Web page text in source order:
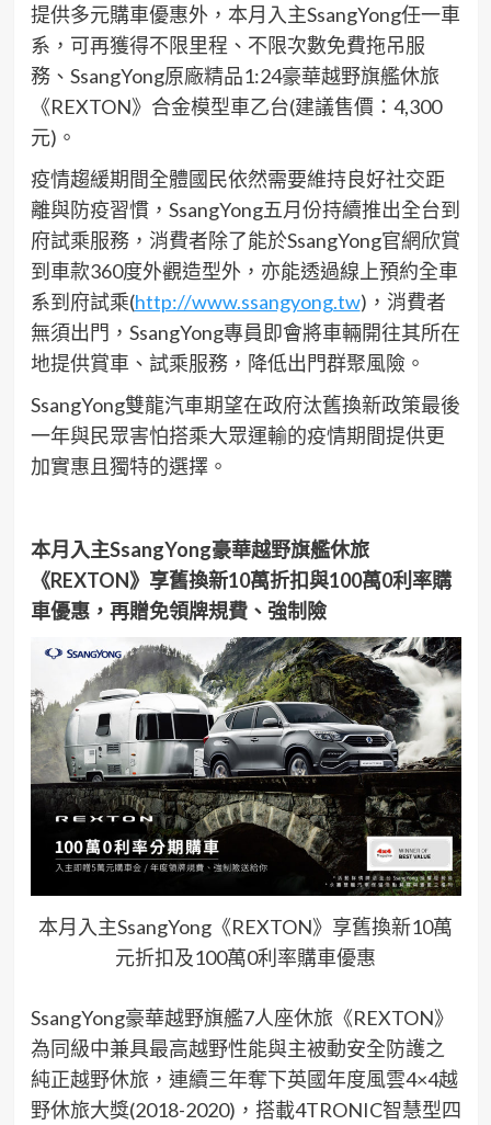
提供多元購車優惠外，本月入主SsangYong任一車
系，可再獲得不限里程、不限次數免費拖吊服
務、SsangYong原廠精品1:24豪華越野旗艦休旅
《REXTON》合金模型車乙台(建議售價：4,300
元)。
疫情趨緩期間全體國民依然需要維持良好社交距
離與防疫習慣，SsangYong五月份持續推出全台到
府試乘服務，消費者除了能於SsangYong官網欣賞
到車款360度外觀造型外，亦能透過線上預約全車
系到府試乘(http://www.ssangyong.tw)，消費者
無須出門，SsangYong專員即會將車輛開往其所在
地提供賞車、試乘服務，降低出門群聚風險。
SsangYong雙龍汽車期望在政府汰舊換新政策最後
一年與民眾害怕搭乘大眾運輸的疫情期間提供更
加實惠且獨特的選擇。
本月入主SsangYong豪華越野旗艦休旅
《REXTON》享舊換新10萬折扣與100萬0利率購
車優惠，再贈免領牌規費、強制險
本月入主SsangYong《REXTON》享舊換新10萬
元折扣及100萬0利率購車優惠
SsangYong豪華越野旗艦7人座休旅《REXTON》
為同級中兼具最高越野性能與主被動安全防護之
純正越野休旅，連續三年奪下英國年度風雲4×4越
野休旅大獎(2018-2020)，搭載4TRONIC智慧型四